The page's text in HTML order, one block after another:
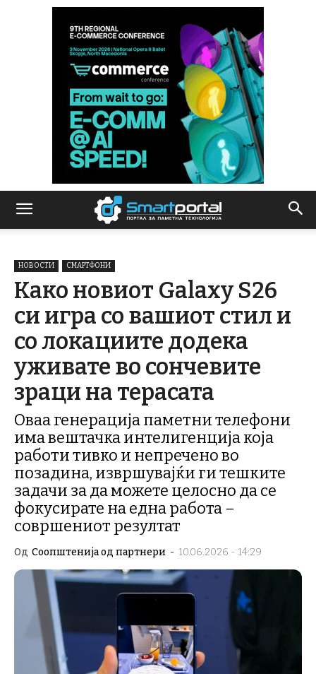
НОВОСТИ СМАРТФОНИ
Како новиот Galaxy S26
си игра со вашиот стил и
со локациите додека
уживате во сончевите
зраци на терасата
Оваа генерација паметни телефони
има вештачка интелигенција која
работи тивко и непречено во
позадина, извршувајќи ги тешките
задачи за да можете целосно да се
фокусирате на една работа –
совршениот резултат
Од Соопштенија од партнери - 10.06.2026 - 14:29